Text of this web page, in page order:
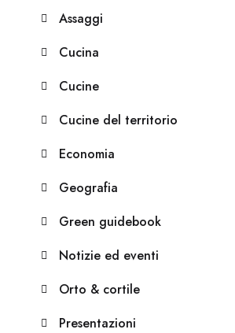
Assaggi
Cucina
Cucine
Cucine del territorio
Economia
Geografia
Green guidebook
Notizie ed eventi
Orto & cortile
Presentazioni